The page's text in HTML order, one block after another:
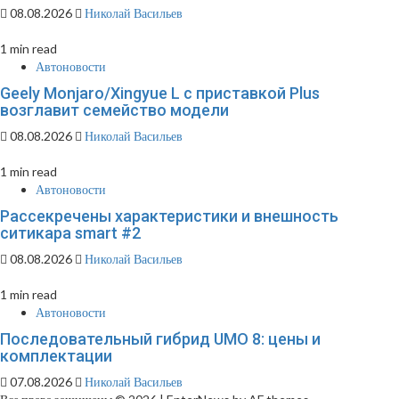
08.08.2026 Николай Васильев
1 min read
Автоновости
Geely Monjaro/Xingyue L с приставкой Plus
возглавит семейство модели
08.08.2026 Николай Васильев
1 min read
Автоновости
Рассекречены характеристики и внешность
ситикара smart #2
08.08.2026 Николай Васильев
1 min read
Автоновости
Последовательный гибрид UMO 8: цены и
комплектации
07.08.2026
Николай Васильев